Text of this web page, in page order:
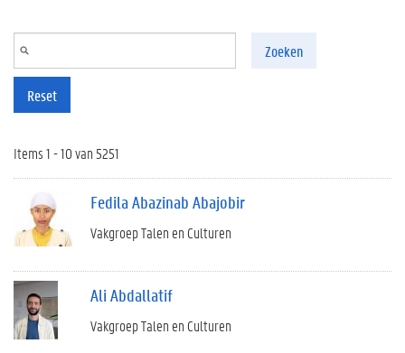
Zoeken
Reset
Items 1 - 10 van 5251
Fedila Abazinab Abajobir
Vakgroep Talen en Culturen
Ali Abdallatif
Vakgroep Talen en Culturen